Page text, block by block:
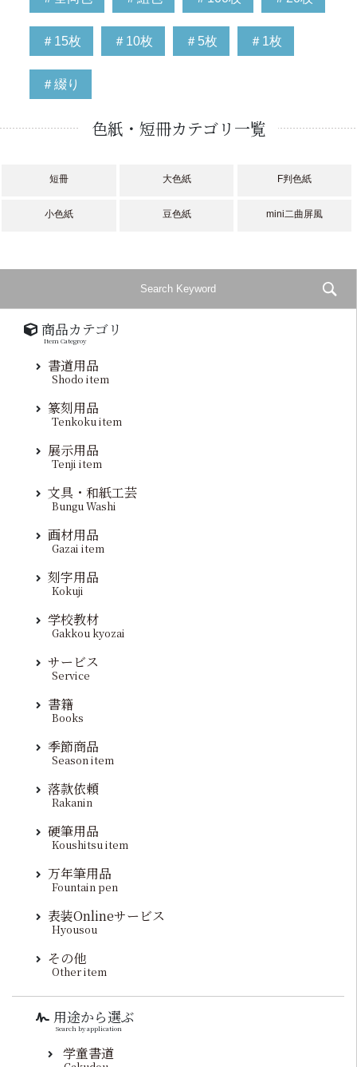
＃15枚 ＃10枚 ＃5枚 ＃1枚
＃綴り
色紙・短冊カテゴリ一覧
短冊 大色紙 F判色紙
小色紙 豆色紙 mini二曲屏風
商品カテゴリ
Item Categroy
書道用品
Shodo item
篆刻用品
Tenkoku item
展示用品
Tenji item
文具・和紙工芸
Bungu Washi
画材用品
Gazai item
刻字用品
Kokuji
学校教材
Gakkou kyozai
サービス
Service
書籍
Books
季節商品
Season item
落款依頼
Rakanin
硬筆用品
Koushitsu item
万年筆用品
Fountain pen
表装Onlineサービス
Hyousou
その他
Other item
用途から選ぶ
Search by application
学童書道